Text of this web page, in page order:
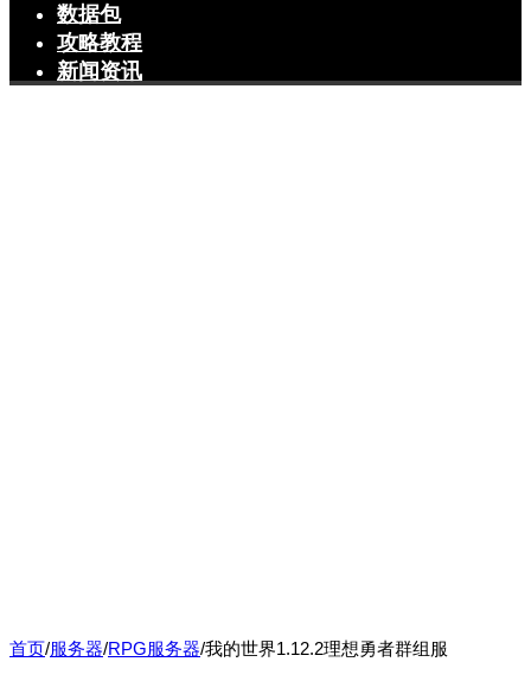
数据包
攻略教程
新闻资讯
首页/服务器/RPG服务器/我的世界1.12.2理想勇者群组服